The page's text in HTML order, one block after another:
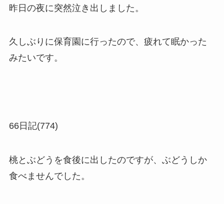
昨日の夜に突然泣き出しました。
久しぶりに保育園に行ったので、疲れて眠かった
みたいです。
66日記(774)
桃とぶどうを食後に出したのですが、ぶどうしか
食べませんでした。